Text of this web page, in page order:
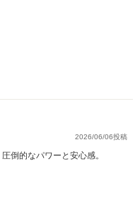
2026/06/06投稿
倒的なパワーと安心感。